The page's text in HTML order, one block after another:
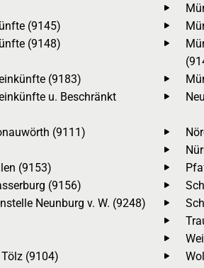
(9145)
(9148)
(9183)
u. Beschränkt
(9111)
(9153)
(9156)
Neunburg v. W. (9248)
(9104)